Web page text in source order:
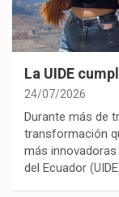
La UIDE
24/07/2026
Durante más de
transformación
más innovadoras
del Ecuador